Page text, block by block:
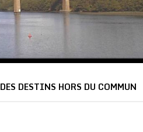
DES DESTINS HORS DU COMMUN